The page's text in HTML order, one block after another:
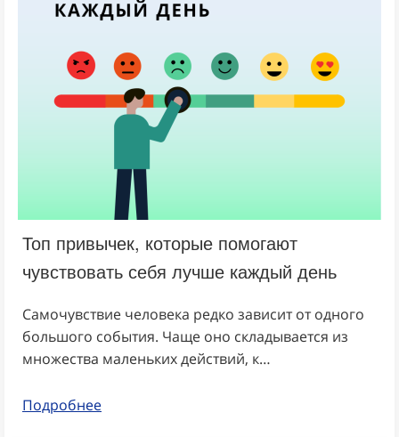
Топ привычек, которые помогают
чувствовать себя лучше каждый день
Самочувствие человека редко зависит от одного
большого события. Чаще оно складывается из
множества маленьких действий, к…
Подробнее